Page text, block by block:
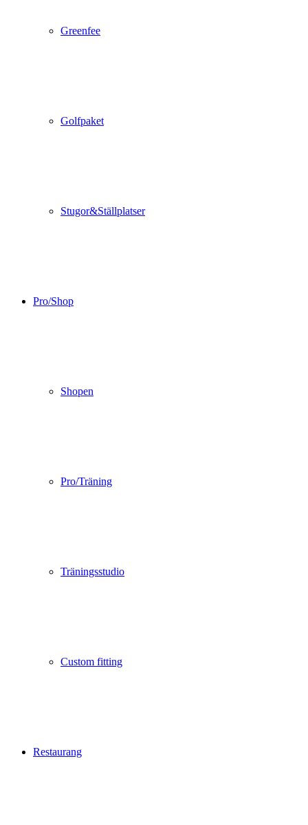
Greenfee
Golfpaket
Stugor&Ställplatser
Pro/Shop
Shopen
Pro/Träning
Träningsstudio
Custom fitting
Restaurang